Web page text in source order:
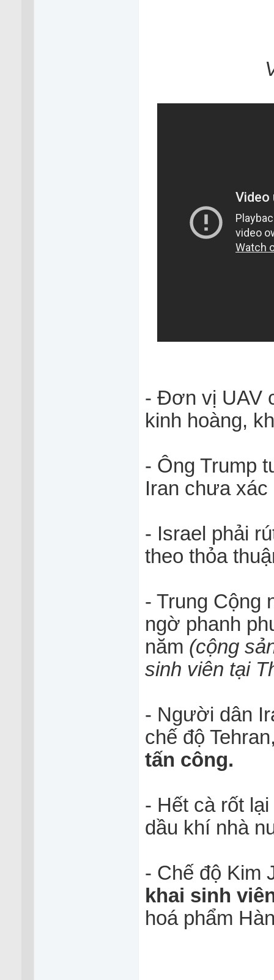
- Đơn vị UAV
kinh hoàng,
- Ông Trump
Iran chưa xác
- Israel phải
theo thỏa
- Trung Cộng
ngờ phanh
năm (cộng
sinh viên tại
- Người dân
chế độ
tấn công.
- Hết cà rốt
dầu khí nhà
- Chế độ Kim
khai sinh
hoá phẩm